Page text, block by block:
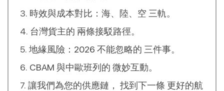
時效與成本對比：海、陸、空 三軌。
台灣貨主的 兩條接駁路徑。
地緣風險：2026 不能忽略的 三件事。
CBAM 與中歐班列的 微妙互動。
讓我們為您的供應鏈， 找到下一條 更好的航